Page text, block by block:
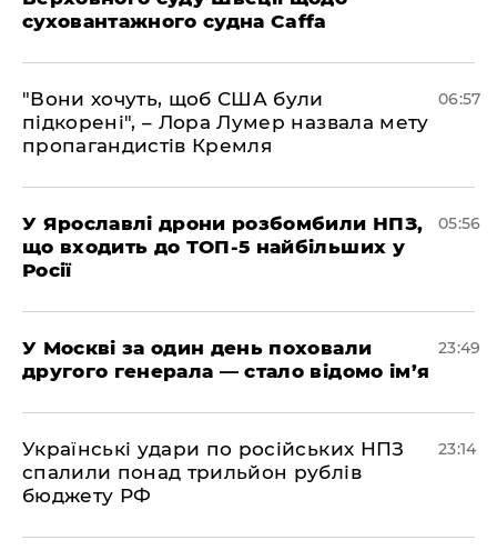
суховантажного судна Caffa
"Вони хочуть, щоб США були
підкорені", – Лора Лумер назвала мету
пропагандистів Кремля
06:57
У Ярославлі дрони розбомбили НПЗ,
що входить до ТОП-5 найбільших у
Росії
05:56
​У Москві за один день поховали
другого генерала — стало відомо ім’я
23:49
​Українські удари по російських НПЗ
спалили понад трильйон рублів
бюджету РФ
23:14